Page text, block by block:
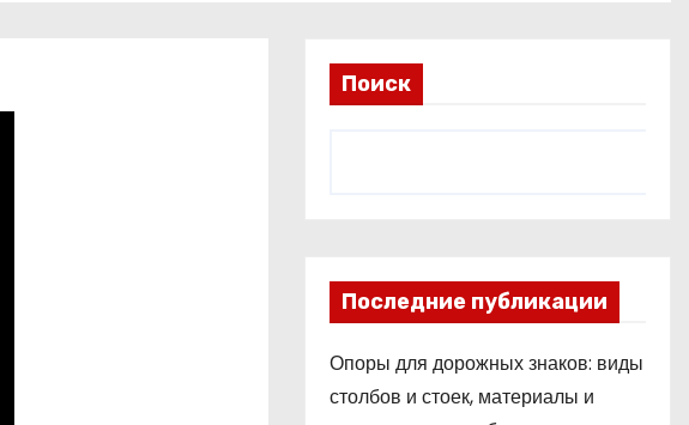
Поиск
Последние публикации
Опоры для дорожных знаков: виды
столбов и стоек, материалы и